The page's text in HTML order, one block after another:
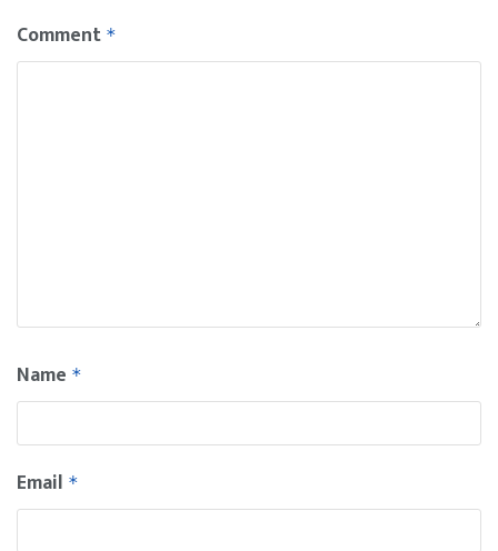
Comment *
Name *
Email *